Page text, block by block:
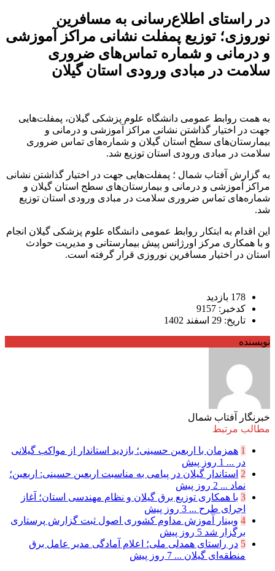
در راستای اطلاع‌رسانی به مسافرین
نوروزی؛ توزیع پمفلت نشانی مراکز آموزشی
و درمانی و شماره تماس‌های ضروری
سلامت در مبادی ورودی استان گیلان
به همت روابط عمومی دانشگاه علوم پزشکی گیلان، پمفلت‌هایی
جهت در اختیار گذاشتن نشانی مراکز آموزشی و درمانی و
بیمارستان‌های سطح استان گیلان و شماره‌های تماس ضروری
سلامت در مبادی ورودی استان توزیع شد.
به گزارش آفتاب شمال ؛ پمفلت‌هایی جهت در اختیار گذاشتن نشانی
مراکز آموزشی و درمانی و بیمارستان‌های سطح استان گیلان و
شماره‌های تماس ضروری سلامت در مبادی ورودی استان توزیع
شد.
این اقدام به ابتکار روابط عمومی دانشگاه علوم پزشکی گیلان انجام
و با همکاری مرکز اورژانس پیش بیمارستانی و مدیریت حوادث
استان در اختیار مسافرین نوروزی قرار گرفته است.
178 بازدید
کدخبر: 9157
تاریخ: 29 اسفند 1402
نویسنده
خبرنگار آفتاب شمال
مطالب مرتبط
1 همزمان با اربعین حسینی؛ بازدید استاندار از مواکب گیلانی
در ... 1 روز پیش
2 استاندار گیلان در پیامی به مناسبت اربعین حسینی: اربعین؛
نماد ... 2 روز پیش
3 با همکاری توزیع برق گیلان و نظام مهندسی استان؛ آغاز
اجرای طرح ... 3 روز پیش
4 وبینار آموزش مداوم کشوری اصول ثبت گزارش پرستاری
برگزار شد 5 روز پیش
5 در راستای همدلی ملی؛ اعلام آمادگی مدیر عامل برق
منطقه‌ای گیلان ... 7 روز پیش